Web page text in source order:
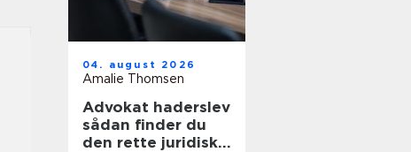
04. august 2026
Amalie Thomsen
Advokat haderslev
sådan finder du
den rette juridiske